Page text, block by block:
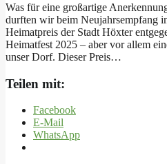
Was für eine großartige
durften wir beim Neujahrsempfang
Heimatpreis der Stadt Höxter
Heimatfest 2025 – aber vor allem
unser Dorf. Dieser Preis…
Teilen mit:
Facebook
E-Mail
WhatsApp